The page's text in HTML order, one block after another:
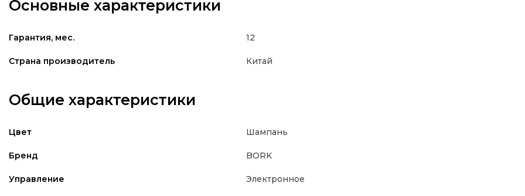
Основные характеристики
Гарантия, мес. 12
Страна производитель Китай
Общие характеристики
Цвет Шампань
Бренд BORK
Управление Электронное